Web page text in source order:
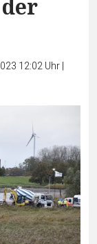
12:02 Uhr|